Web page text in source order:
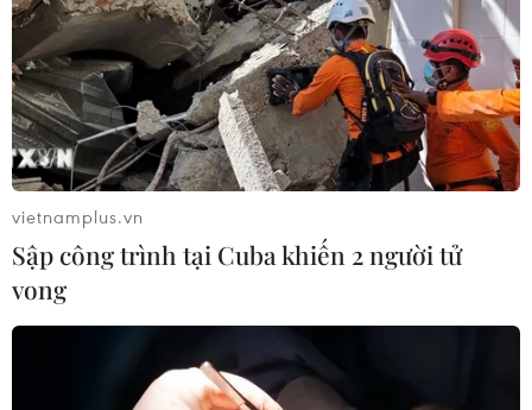
vietnamplus.vn
Sập công trình tại Cuba khiến 2 người tử
vong